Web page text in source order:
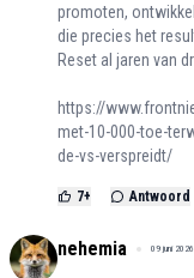
promoten,
die precies het
Reset al jaren van
https://
met-10-000-toe-
de-vs-verspreidt/
7+ Antwoord
nehemia 09 juni